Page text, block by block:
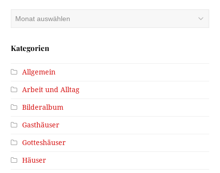
Archiv
Kategorien
Allgemein
Arbeit und Alltag
Bilderalbum
Gasthäuser
Gotteshäuser
Häuser